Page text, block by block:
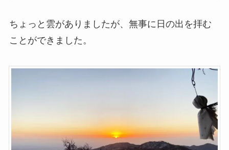
ちょっと雲がありましたが、無事に日の出を拝む
ことができました。